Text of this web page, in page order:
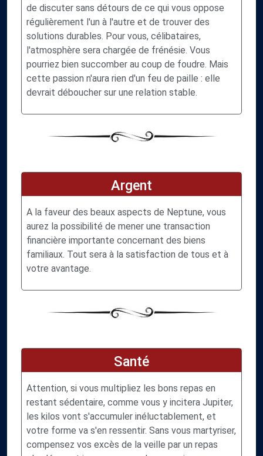
de discuter sans détours de ce qui vous oppose
régulièrement l'un à l'autre et de trouver des
solutions durables. Pour vous, célibataires,
l'atmosphère sera chargée de frénésie. Vous
pourriez bien succomber au coup de foudre. Mais
cette passion n'aura rien d'un feu de paille : elle
devrait déboucher sur une relation stable.
Argent
A la faveur des beaux aspects de Neptune, vous
aurez la possibilité de mener une transaction
financière importante concernant des biens
familiaux. Tout sera à la satisfaction de tous et à
votre avantage.
Santé
Attention, si vous multipliez les bons repas en
restant sédentaire, comme vous y incitera Jupiter,
les kilos vont s'accumuler inéluctablement, et
votre forme va s'en ressentir. Sans vous martyriser,
compensez vos excès de la veille par un repas